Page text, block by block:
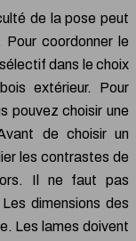
de la pose peut
coordonner le
dans le choix
extérieur. Pour
pouvez choisir une
de choisir un
les contrastes de
Il ne faut pas
dimensions des
Les lames doivent